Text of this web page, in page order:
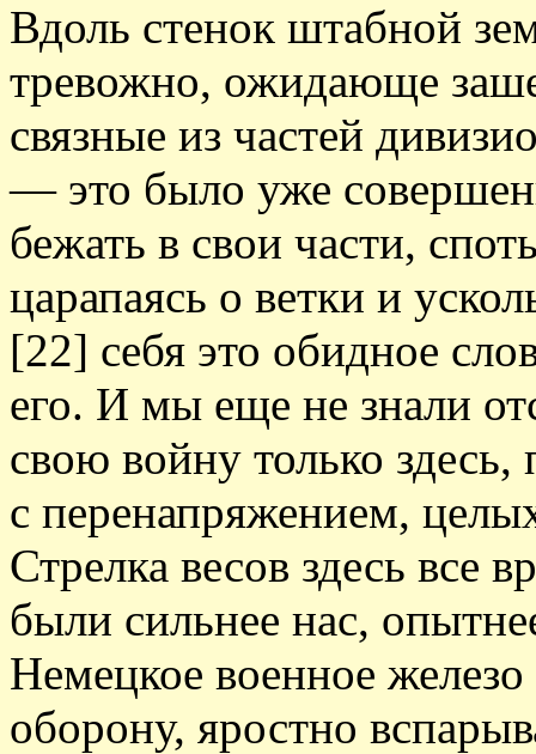
Вдоль стенок штабной
тревожно, ожидающе
связные из частей
— это было уже
бежать в свои части,
царапаясь о ветки и
[22] себя это обидное
его. И мы еще не знали
свою войну только
с перенапряжением,
Стрелка весов здесь все
были сильнее нас,
Немецкое военное
оборону, яростно